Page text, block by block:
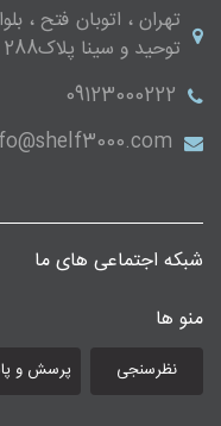
تهران ، اتوبان فتح ،
توحید و سینا پلاک288 واحد 9
09123000222
شبکه اجتماعی های ما
منو ها
نظرسنجی پرسش و